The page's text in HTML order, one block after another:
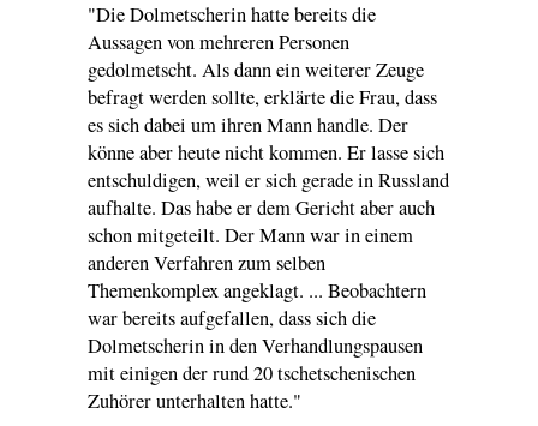
"Die Dolmetscherin hatte bereits die
Aussagen von mehreren Personen
gedolmetscht. Als dann ein weiterer Zeuge
befragt werden sollte, erklärte die Frau, dass
es sich dabei um ihren Mann handle. Der
könne aber heute nicht kommen. Er lasse sich
entschuldigen, weil er sich gerade in Russland
aufhalte. Das habe er dem Gericht aber auch
schon mitgeteilt. Der Mann war in einem
anderen Verfahren zum selben
Themenkomplex angeklagt. ... Beobachtern
war bereits aufgefallen, dass sich die
Dolmetscherin in den Verhandlungspausen
mit einigen der rund 20 tschetschenischen
Zuhörer unterhalten hatte."